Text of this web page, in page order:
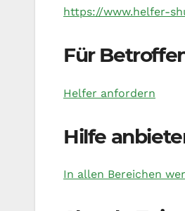
https://www.helfer-
Für
Helfer anfordern
Hilfe
In allen Bereichen